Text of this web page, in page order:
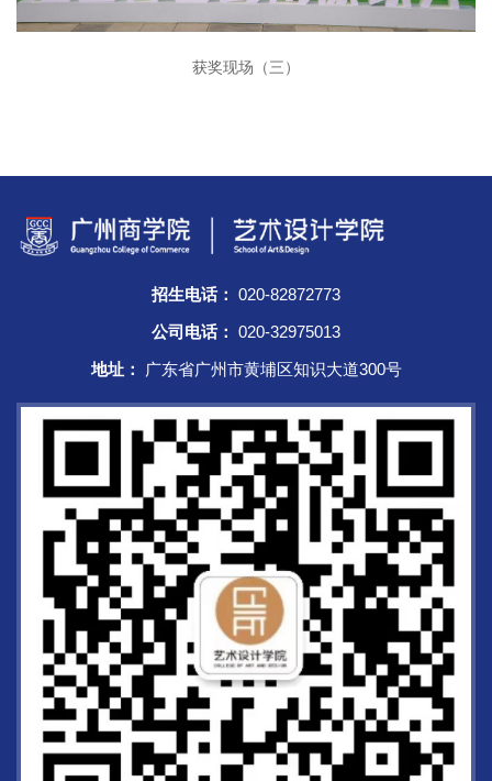
获奖现场（三）
招生电话： 020-82872773
公司电话： 020-32975013
地址：
广东省广州市黄埔区知识大道300号